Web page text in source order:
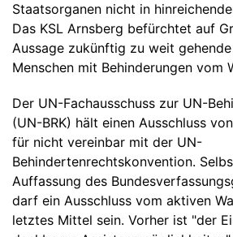
Staatsorganen nicht in
Das KSL Arnsberg befürchtet auf
Aussage zukünftig zu weit
Menschen mit Behinderungen vom
Der UN-Fachausschuss zur UN-
(UN-BRK) hält einen Ausschluss
für nicht vereinbar mit der UN-
Behindertenrechtskonvention.
Auffassung des
darf ein Ausschluss vom aktiven
letztes Mittel sein. Vorher ist "der